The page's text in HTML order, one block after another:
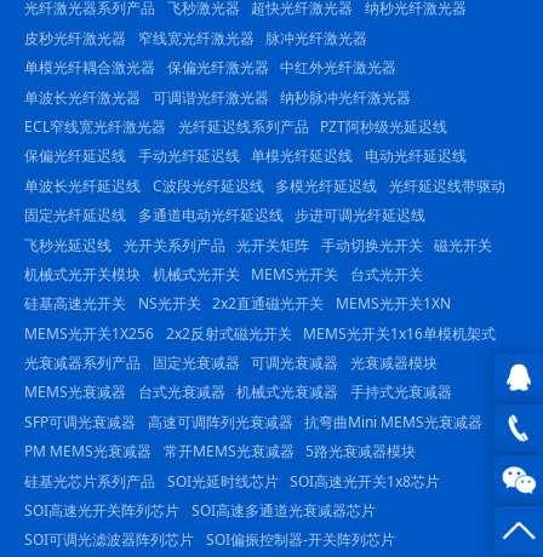
QQ在
线咨
询
0816
光纤激光器系列产品 飞秒激光器 超快光纤激光器
纳秒光纤激光器
皮秒光纤激光器
窄线宽光纤激光器
脉冲光纤激光器
单模光纤耦合激光器
保偏光纤激光器 中红外光纤激光器
单波长光纤激光器
可调谐光纤激光器 纳秒脉冲光纤激光器
ECL窄线宽光纤激光器
光纤延迟线系列产品
PZT阿秒级光延迟线
保偏光纤延迟线 手动光纤延迟线 单模光纤延迟线
电动光纤延迟线
单波长光纤延迟线 C波段光纤延迟线 多模光纤延迟线 光纤延迟线带驱动
固定光纤延迟线
多通道电动光纤延迟线 步进可调光纤延迟线
飞秒光延迟线 光开关系列产品 光开关矩阵 手动切换光开关 磁光开关
机械式光开关模块 机械式光开关 MEMS光开关
台式光开关
硅基高速光开关
NS光开关 2x2直通磁光开关
MEMS光开关1XN
MEMS光开关1X256 2x2反射式磁光开关
MEMS光开关1x16单模机架式
光衰减器系列产品
固定光衰减器 可调光衰减器
光衰减器模块
MEMS光衰减器
台式光衰减器 机械式光衰减器
手持式光衰减器
SFP可调光衰减器
高速可调阵列光衰减器 抗弯曲Mini MEMS光衰减器
PM MEMS光衰减器
常开MEMS光衰减器 5路光衰减器模块
硅基光芯片系列产品
SOI光延时线芯片 SOI高速光开关1x8芯片
SOI高速光开关阵列芯片 SOI高速多通道光衰减器芯片
SOI可调光滤波器阵列芯片 SOI偏振控制器-开关阵列芯片